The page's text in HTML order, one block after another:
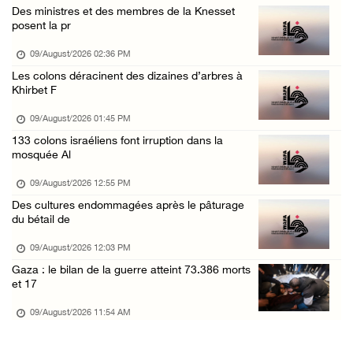
Des cas d’asphyxie ont été signalés dans le ...
Six civils blessés lors d'une attaque perpét ...
09/August/2026 12:11 AM
Des colons attaquent une mosquée dans la bou ...
08/August/2026 09:28 PM
Plusieurs cas d’asphyxie lors du raid des fo ...
Une session du Conseil de sécurité sur la Ci ...
Un colon terroriste laisse son bétail dans l ...
Des ministres et des membres de la Knesset
posent la pr
09/August/2026 02:36 PM
Les colons déracinent des dizaines d’arbres à
Khirbet F
09/August/2026 01:45 PM
133 colons israéliens font irruption dans la
mosquée Al
09/August/2026 12:55 PM
Des cultures endommagées après le pâturage
du bétail de
09/August/2026 12:03 PM
Gaza : le bilan de la guerre atteint 73.386 morts
et 17
09/August/2026 11:54 AM